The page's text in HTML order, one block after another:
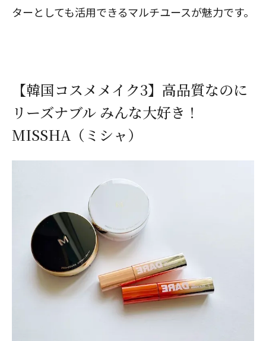
ターとしても活用できるマルチユースが魅力です。
【韓国コスメメイク3】高品質なのに
リーズナブル みんな大好き！
MISSHA（ミシャ）